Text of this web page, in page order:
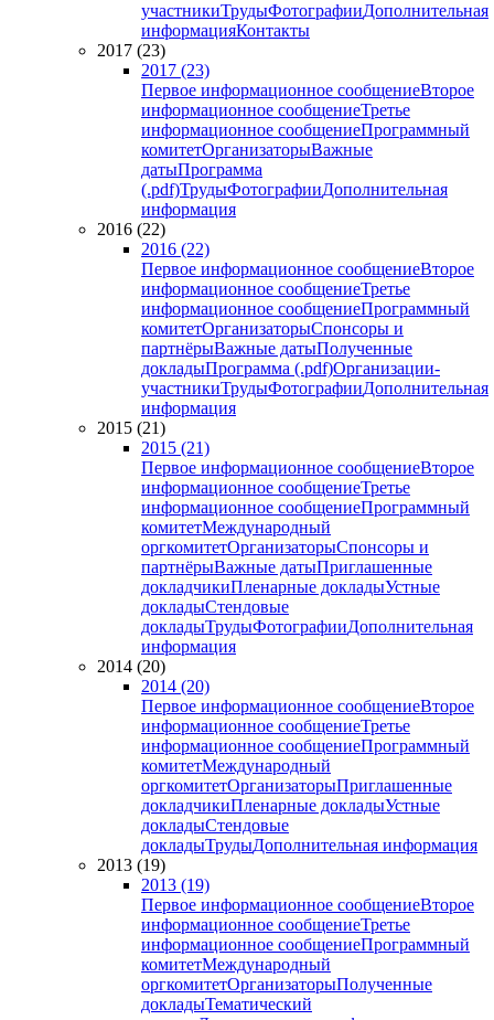
участникиТрудыФотографииДополнительная
информацияКонтакты
2017 (23)
2017 (23)
Первое информационное сообщениеВторое
информационное сообщениеТретье
информационное сообщениеПрограммный
комитетОрганизаторыВажные
датыПрограмма
(.pdf)ТрудыФотографииДополнительная
информация
2016 (22)
2016 (22)
Первое информационное сообщениеВторое
информационное сообщениеТретье
информационное сообщениеПрограммный
комитетОрганизаторыСпонсоры и
партнёрыВажные датыПолученные
докладыПрограмма (.pdf)Организации-
участникиТрудыФотографииДополнительная
информация
2015 (21)
2015 (21)
Первое информационное сообщениеВторое
информационное сообщениеТретье
информационное сообщениеПрограммный
комитетМеждународный
оргкомитетОрганизаторыСпонсоры и
партнёрыВажные датыПриглашенные
докладчикиПленарные докладыУстные
докладыСтендовые
докладыТрудыФотографииДополнительная
информация
2014 (20)
2014 (20)
Первое информационное сообщениеВторое
информационное сообщениеТретье
информационное сообщениеПрограммный
комитетМеждународный
оргкомитетОрганизаторыПриглашенные
докладчикиПленарные докладыУстные
докладыСтендовые
докладыТрудыДополнительная информация
2013 (19)
2013 (19)
Первое информационное сообщениеВторое
информационное сообщениеТретье
информационное сообщениеПрограммный
комитетМеждународный
оргкомитетОрганизаторыПолученные
докладыТематический